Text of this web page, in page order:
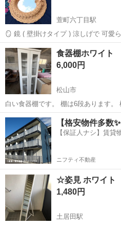
萱町六丁目駅
🪞 鏡 ( 壁掛けタイプ ) 涼しげで 可愛らしい 鏡です！ 《サイズ》 全長∶
約 70cm 横幅∶約 48cm 鏡幅∶約 26cm ※ 自宅保管！ ご質問などありま
したら お気軽にお問い合わせ下さい！
愛媛 松山市 萱町六丁目駅
食器棚ホワイト
6,000円
松山市
白い食器棚です。 棚は6段あります。
にてご確認ください。 （3枚目下の方・4枚目） 大き
古品でご理解頂ける方よろしくお願い
愛媛 松山市 ミラー/鏡
【格安物件多数
【保証人ナシ】賃貸
ニフティ不動産
☆姿見 ホワイト
1,480円
土居田駅